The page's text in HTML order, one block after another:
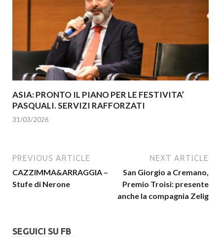
ASIA: PRONTO IL PIANO PER LE FESTIVITA’
PASQUALI. SERVIZI RAFFORZATI
31/03/2026
PREVIOUS ARTICLE
CAZZIMMA&ARRAGGIA –
Stufe di Nerone
NEXT ARTICLE
San Giorgio a Cremano,
Premio Troisi: presente
anche la compagnia Zelig
SEGUICI SU FB